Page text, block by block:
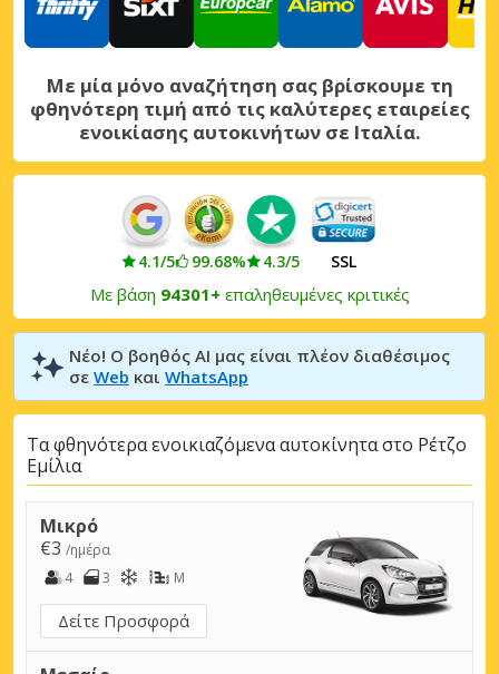
Με μία μόνο αναζήτηση σας βρίσκουμε τη
φθηνότερη τιμή από τις καλύτερες εταιρείες
ενοικίασης αυτοκινήτων σε Ιταλία.
4.1/5 99.68% 4.3/5 SSL
Με βάση 94301+ επαληθευμένες κριτικές
Νέο! Ο βοηθός AI μας είναι πλέον διαθέσιμος
σε Web και WhatsApp
Τα φθηνότερα ενοικιαζόμενα αυτοκίνητα στο Ρέτζο
Εμίλια
Μικρό
€3 /ημέρα
4
3 M
Δείτε Προσφορά